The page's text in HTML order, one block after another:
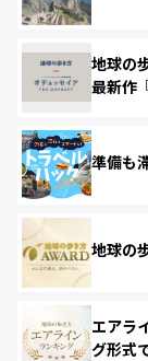
地球の
最新作
準備も
地球の
エアラ
グ形式